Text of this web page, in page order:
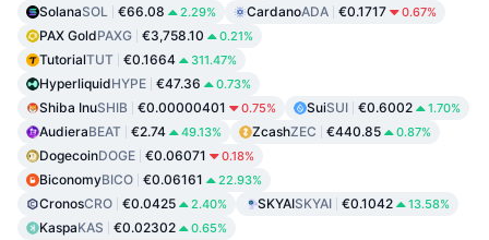
SolanaSOL €66.08 2.29% CardanoADA €0.1717 0.67%
PAX GoldPAXG €3,758.10 0.21%
TutorialTUT €0.1664 311.47%
HyperliquidHYPE €47.36 0.73%
Shiba InuSHIB €0.00000401 0.75% SuiSUI €0.6002 1.70%
AudieraBEAT €2.74 49.13% ZcashZEC €440.85 0.87%
DogecoinDOGE €0.06071 0.18%
BiconomyBICO €0.06161 22.93%
CronosCRO €0.0425 2.40% SKYAISKYAI €0.1042 13.58%
KaspaKAS €0.02302 0.65%